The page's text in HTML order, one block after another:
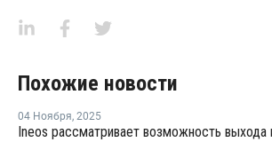
Похожие новости
04 Ноября, 2025